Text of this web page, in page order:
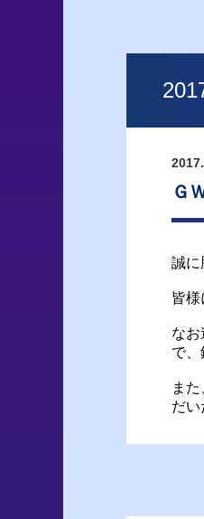
Ｇ
誠に
皆様
な
で、
ま
だい